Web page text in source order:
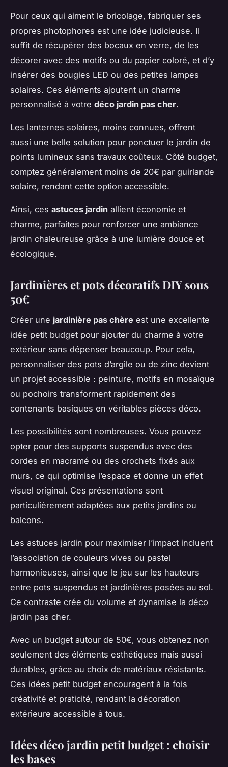
Pour ceux qui aiment le bricolage, fabriquer ses
propres photophores est une idée judicieuse. Il
suffit de récupérer des bocaux en verre, de les
décorer avec des motifs ou du papier coloré, et d’y
insérer des bougies LED ou des petites lampes
solaires. Ces éléments ajoutent un charme
personnalisé à votre déco jardin pas cher.
Les lanternes solaires, moins connues, offrent
aussi une belle solution pour ponctuer le jardin de
points lumineux sans travaux coûteux. Côté budget,
comptez généralement moins de 20€ par guirlande
solaire, rendant cette option accessible.
Ainsi, ces astuces jardin allient économie et
charme, parfaites pour renforcer une ambiance
jardin chaleureuse grâce à une lumière douce et
écologique.
Jardinières et pots décoratifs DIY sous
50€
Créer une jardinière pas chère est une excellente
idée petit budget pour ajouter du charme à votre
extérieur sans dépenser beaucoup. Pour cela,
personnaliser des pots d’argile ou de zinc devient
un projet accessible : peinture, motifs en mosaïque
ou pochoirs transforment rapidement des
contenants basiques en véritables pièces déco.
Les possibilités sont nombreuses. Vous pouvez
opter pour des supports suspendus avec des
cordes en macramé ou des crochets fixés aux
murs, ce qui optimise l’espace et donne un effet
visuel original. Ces présentations sont
particulièrement adaptées aux petits jardins ou
balcons.
Les astuces jardin pour maximiser l’impact incluent
l’association de couleurs vives ou pastel
harmonieuses, ainsi que le jeu sur les hauteurs
entre pots suspendus et jardinières posées au sol.
Ce contraste crée du volume et dynamise la déco
jardin pas cher.
Avec un budget autour de 50€, vous obtenez non
seulement des éléments esthétiques mais aussi
durables, grâce au choix de matériaux résistants.
Ces idées petit budget encouragent à la fois
créativité et praticité, rendant la décoration
extérieure accessible à tous.
Idées déco jardin petit budget : choisir
les bases